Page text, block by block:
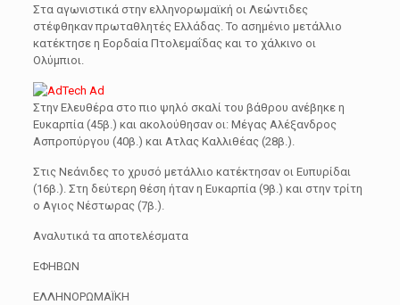
Στα αγωνιστικά στην ελληνορωμαϊκή οι Λεώντιδες
στέφθηκαν πρωταθλητές Ελλάδας. Το ασημένιο μετάλλιο
κατέκτησε η Εορδαία Πτολεμαΐδας και το χάλκινο οι
Ολύμπιοι.
Στην Ελευθέρα στο πιο ψηλό σκαλί του βάθρου ανέβηκε η
Ευκαρπία (45β.) και ακολούθησαν οι: Μέγας Αλέξανδρος
Ασπροπύργου (40β.) και Ατλας Καλλιθέας (28β.).
Στις Νεάνιδες το χρυσό μετάλλιο κατέκτησαν οι Ευπυρίδαι
(16β.). Στη δεύτερη θέση ήταν η Ευκαρπία (9β.) και στην τρίτη
o Αγιος Νέστωρας (7β.).
Αναλυτικά τα αποτελέσματα
ΕΦΗΒΩΝ
ΕΛΛΗΝΟΡΩΜΑΪΚΗ